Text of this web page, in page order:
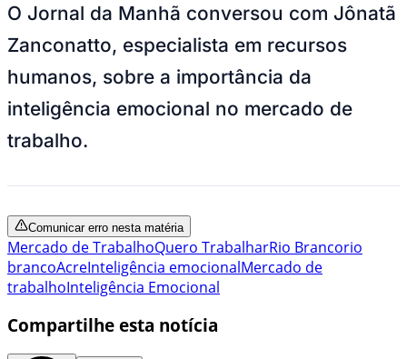
O Jornal da Manhã conversou com Jônatã
Zanconatto, especialista em recursos
humanos, sobre a importância da
inteligência emocional no mercado de
trabalho.
Comunicar erro nesta matéria
Mercado de TrabalhoQuero TrabalharRio Brancorio
brancoAcreInteligência emocionalMercado de
trabalhoInteligência Emocional
Compartilhe esta notícia